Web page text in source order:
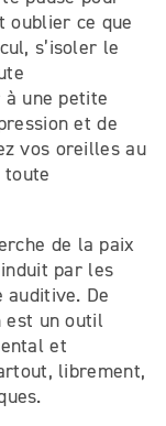
oublier ce que
s’isoler le
une petite
et de
vos oreilles au
toute
de la paix
par les
auditive. De
est un outil
et
librement,